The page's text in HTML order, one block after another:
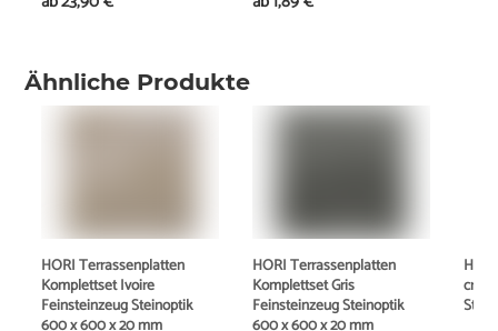
Ähnliche Produkte
HORI Terrassenplatten
Komplettset Ivoire
Feinsteinzeug Steinoptik
600 x 600 x 20 mm
HORI Terrassenplatten
Komplettset Gris
Feinsteinzeug Steinoptik
600 x 600 x 20 mm